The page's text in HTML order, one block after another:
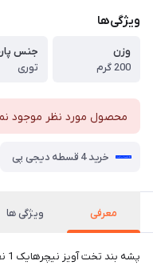
ویژگی‌ها
وزن
200 گرم
جنس
توری
محصول مورد نظر موجود
خرید 4 قسطه دیجی پی
معرفی ویژگی ها